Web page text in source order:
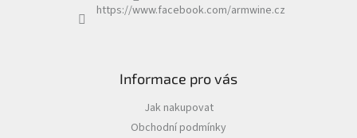
https://www.facebook.com/armwine.cz
Informace pro vás
Jak nakupovat
Obchodní podmínky